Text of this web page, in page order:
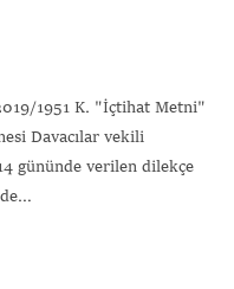
1951 K. "İçtihat Metni"
Davacılar vekili
gününde verilen dilekçe